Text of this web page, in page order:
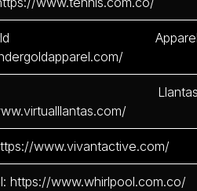
www.vivantactive.com/
https://www.whirlpool.com.co/